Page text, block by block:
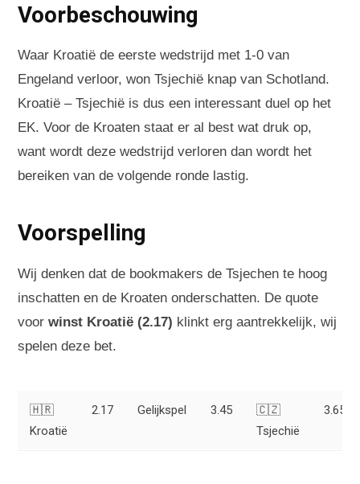
Voorbeschouwing
Waar Kroatië de eerste wedstrijd met 1-0 van
Engeland verloor, won Tsjechië knap van Schotland.
Kroatië – Tsjechië is dus een interessant duel op het
EK. Voor de Kroaten staat er al best wat druk op,
want wordt deze wedstrijd verloren dan wordt het
bereiken van de volgende ronde lastig.
Voorspelling
Wij denken dat de bookmakers de Tsjechen te hoog
inschatten en de Kroaten onderschatten. De quote
voor winst Kroatië (2.17) klinkt erg aantrekkelijk, wij
spelen deze bet.
🇭🇷
Kroatië
2.17 Gelijkspel 3.45
🇨🇿
Tsjechië
3.65